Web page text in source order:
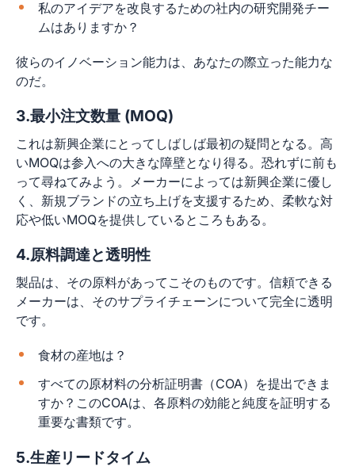
私のアイデアを改良するための社内の研究開発チー
ムはありますか？
彼らのイノベーション能力は、あなたの際立った能力な
のだ。
3.最小注文数量 (MOQ)
これは新興企業にとってしばしば最初の疑問となる。高
いMOQは参入への大きな障壁となり得る。恐れずに前も
って尋ねてみよう。メーカーによっては新興企業に優し
く、新規ブランドの立ち上げを支援するため、柔軟な対
応や低いMOQを提供しているところもある。
4.原料調達と透明性
製品は、その原料があってこそのものです。信頼できる
メーカーは、そのサプライチェーンについて完全に透明
です。
食材の産地は？
すべての原材料の分析証明書（COA）を提出できま
すか？このCOAは、各原料の効能と純度を証明する
重要な書類です。
5.生産リードタイム